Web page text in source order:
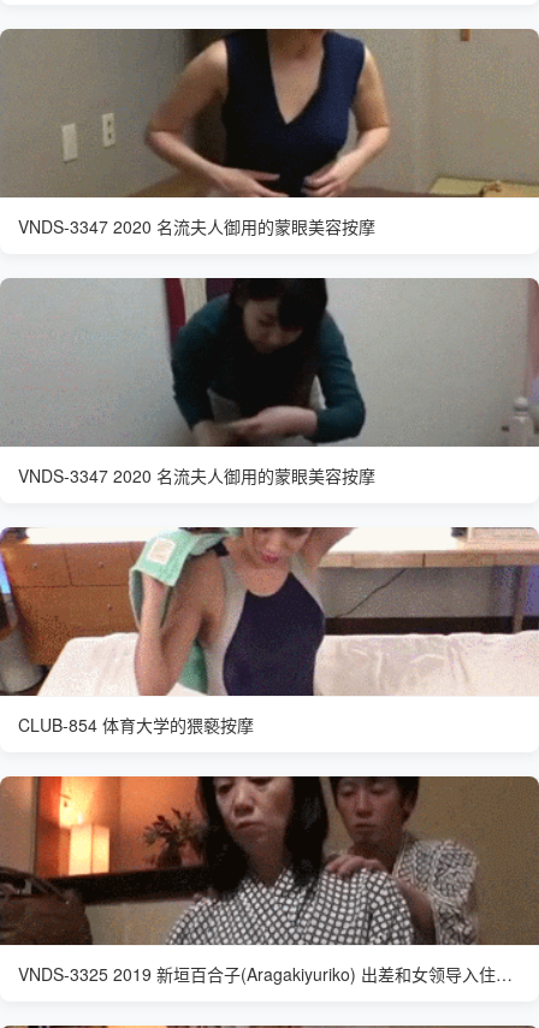
VNDS-3347 2020 名流夫人御用的蒙眼美容按摩
VNDS-3347 2020 名流夫人御用的蒙眼美容按摩
CLUB-854 体育大学的猥褻按摩
VNDS-3325 2019 新垣百合子(Aragakiyuriko) 出差和女领导入住温泉酒店喝高了非要给领导按摩